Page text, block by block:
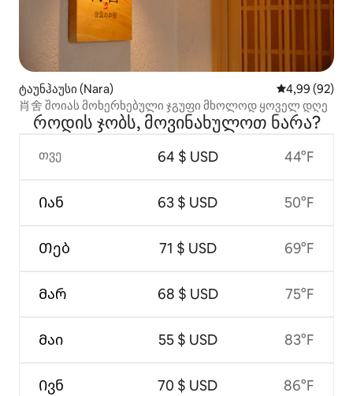
ტაუნჰაუსი (Nara) საშუალო
4,99 (92)
肖舍 შოიას მოხერხებული ჯგუფი მხოლოდ ყოველ დღე
როდის ჯობს, მოვინახულოთ ნარა?
თვე
Იან
Თებ
Მარ
Მაი
Ივნ
64 $ USD
63 $ USD
71 $ USD
68 $ USD
55 $ USD
70 $ USD
44°F
50°F
69°F
75°F
83°F
86°F